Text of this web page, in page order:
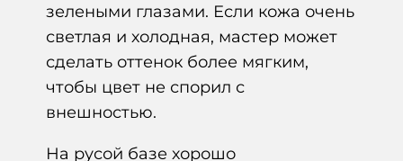
зелеными глазами. Если кожа очень
светлая и холодная, мастер может
сделать оттенок более мягким,
чтобы цвет не спорил с
внешностью.
На русой базе хорошо